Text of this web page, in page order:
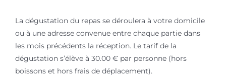
La dégustation du repas se déroulera à votre domicile
ou à une adresse convenue entre chaque partie dans
les mois précédents la réception. Le tarif de la
dégustation s’élève à 30.00 € par personne (hors
boissons et hors frais de déplacement).